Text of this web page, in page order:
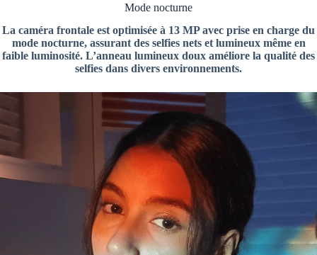
Mode nocturne
La caméra frontale est optimisée à 13 MP avec prise en charge du
mode nocturne, assurant des selfies nets et lumineux même en
faible luminosité. L’anneau lumineux doux améliore la qualité des
selfies dans divers environnements.